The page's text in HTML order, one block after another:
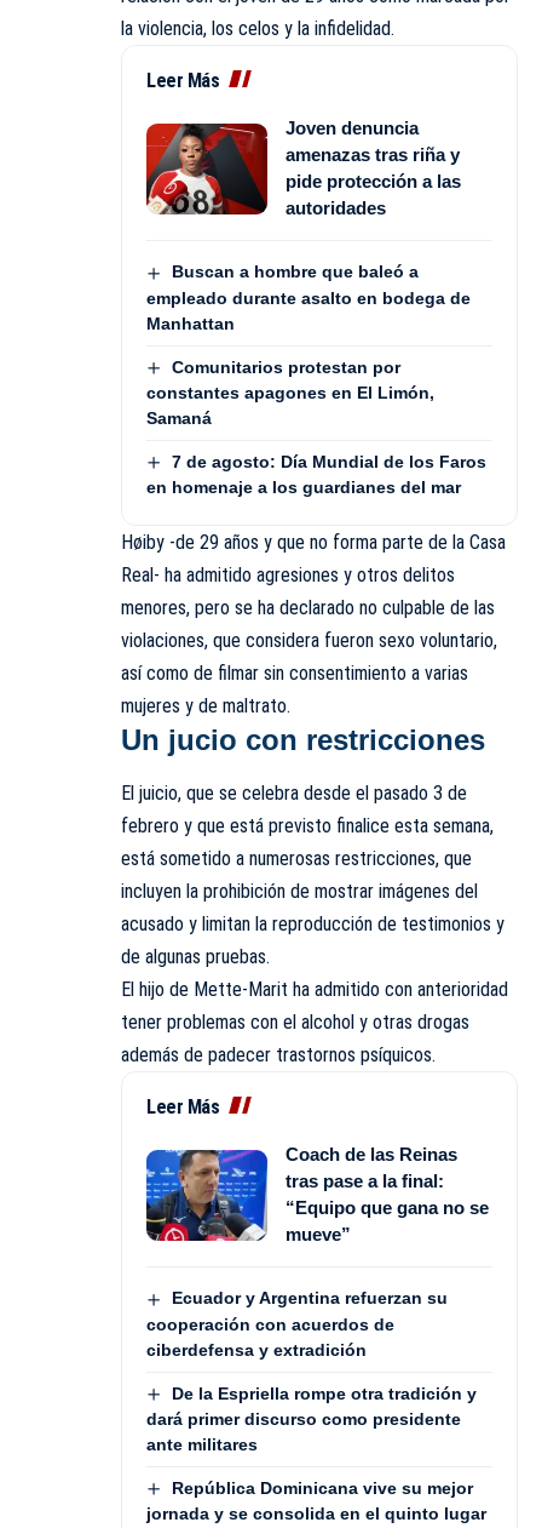
la violencia, los celos y la infidelidad.
Leer Más
Joven denuncia
amenazas tras riña y
pide protección a las
autoridades
Buscan a hombre que baleó a
empleado durante asalto en bodega de
Manhattan
Comunitarios protestan por
constantes apagones en El Limón,
Samaná
7 de agosto: Día Mundial de los Faros
en homenaje a los guardianes del mar
Høiby -de 29 años y que no forma parte de la Casa
Real- ha admitido agresiones y otros delitos
menores, pero se ha declarado no culpable de las
violaciones, que considera fueron sexo voluntario,
así como de filmar sin consentimiento a varias
mujeres y de maltrato.
Un jucio con restricciones
El juicio, que se celebra desde el pasado 3 de
febrero y que está previsto finalice esta semana,
está sometido a numerosas restricciones, que
incluyen la prohibición de mostrar imágenes del
acusado y limitan la reproducción de testimonios y
de algunas pruebas.
El hijo de Mette-Marit ha admitido con anterioridad
tener problemas con el alcohol y otras drogas
además de padecer trastornos psíquicos.
Leer Más
Coach de las Reinas
tras pase a la final:
“Equipo que gana no se
mueve”
Ecuador y Argentina refuerzan su
cooperación con acuerdos de
ciberdefensa y extradición
De la Espriella rompe otra tradición y
dará primer discurso como presidente
ante militares
República Dominicana vive su mejor
jornada y se consolida en el quinto lugar